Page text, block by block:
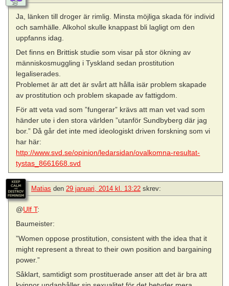
Ja, länken till droger är rimlig. Minsta möjliga skada för individ
och samhälle. Alkohol skulle knappast bli lagligt om den
uppfanns idag.
Det finns en Brittisk studie som visar på stor ökning av
människosmuggling i Tyskland sedan prostitution
legaliserades.
Problemet är att det är svårt att hålla isär problem skapade
av prostitution och problem skapade av fattigdom.
För att veta vad som ”fungerar” krävs att man vet vad som
händer ute i den stora världen ”utanför Sundbyberg där jag
bor.” Då går det inte med ideologiskt driven forskning som vi
har här:
http://www.svd.se/opinion/ledarsidan/ovalkomna-resultat-
tystas_8661668.svd
Matias den 29 januari, 2014 kl. 13:22 skrev:
@Ulf T:
Baumeister:
”Women oppose prostitution, consistent with the idea that it
might represent a threat to their own position and bargaining
power.”
Såklart, samtidigt som prostituerade anser att det är bra att